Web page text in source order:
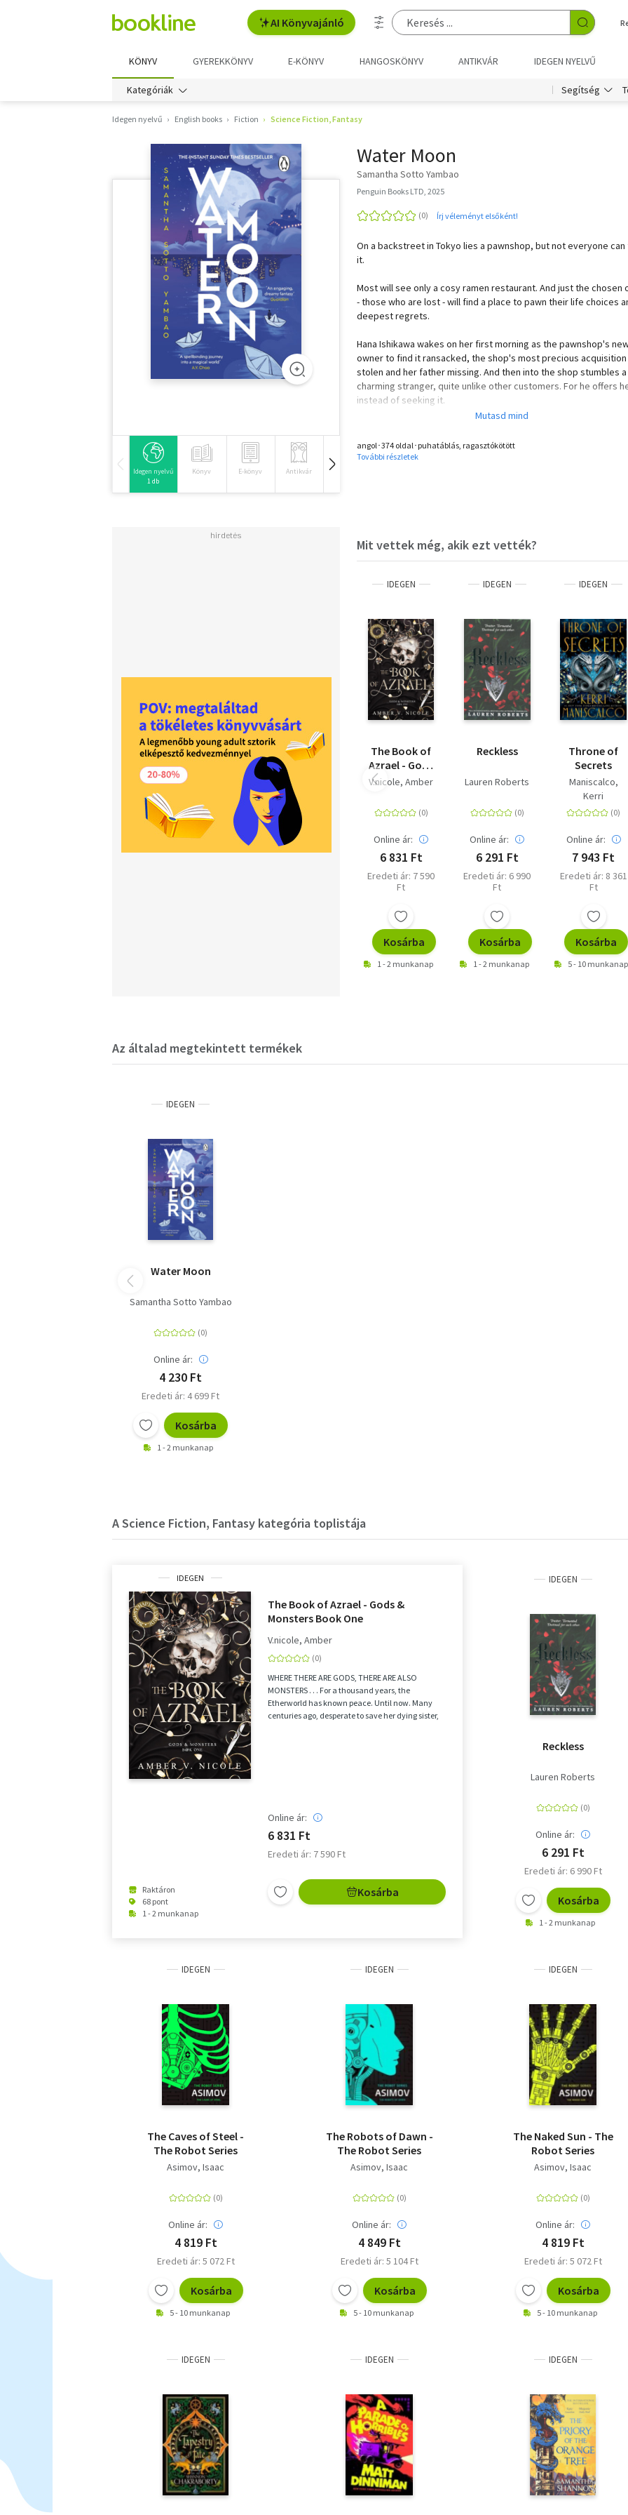
AI Könyvajánló
KÖNYV GYEREKKÖNYV E-KÖNYV HANGOSKÖNYV ANTIKVÁR IDEGEN NYELVŰ
Kategóriák Segítség
Idegen nyelvű English books Fiction Science Fiction, Fantasy
Idegen nyelvű
1 db
Könyv E-könyv Antikvár Hangoskönyv
Water Moon
Samantha Sotto Yambao
Penguin Books LTD, 2025
Írj véleményt elsőként!
On a backstreet in Tokyo lies a pawnshop, but not everyone can
it.
Most will see only a cosy ramen restaurant. And just the chosen
- those who are lost - will find a place to pawn their life choices
deepest regrets.
Hana Ishikawa wakes on her first morning as the pawnshop's
owner to find it ransacked, the shop's most precious acquisition
stolen and her father missing. And then into the shop stumbles a
charming stranger, quite unlike other customers. For he offers
instead of seeking it.
and the stolen choice - through rain puddles, hitching rides on
cranes, across the bridge between midnight and morning and
Would you rewrite your destiny if it meant losing a part of your
angol･374 oldal･puhatáblás, ragasztókötött
További részletek
Mit vettek még, akik ezt vették?
IDEGEN
The Book of
Azrael - Gods
& Monsters
V.nicole, Amber
Online ár:
6 831 Ft
Eredeti ár: 7 590
Ft
Kosárba
1 - 2 munkanap
IDEGEN
Reckless
Lauren Roberts
Online ár:
6 291 Ft
Eredeti ár: 6 990
Ft
Kosárba
1 - 2 munkanap
IDEGEN
Throne of
Secrets
Maniscalco,
Kerri
Online ár:
7 943 Ft
Eredeti ár: 8 361
Ft
Kosárba
5 - 10 munkanap
Az általad megtekintett termékek
IDEGEN
Water Moon
Samantha Sotto Yambao
Online ár:
4 230 Ft
Eredeti ár: 4 699 Ft
Kosárba
1 - 2 munkanap
A Science Fiction, Fantasy kategória toplistája
IDEGEN
Raktáron
68 pont
1 - 2 munkanap
The Book of Azrael - Gods &
Monsters Book One
V.nicole, Amber
WHERE THERE ARE GODS, THERE ARE ALSO
MONSTERS . . . For a thousand years, the
Etherworld has known peace. Until now. Many
centuries ago, desperate to save her dying sister,
Online ár:
6 831 Ft
Eredeti ár: 7 590 Ft
Kosárba
IDEGEN
Reckless
Lauren Roberts
Online ár:
6 291 Ft
Eredeti ár: 6 990 Ft
Kosárba
1 - 2 munkanap
IDEGEN
The Caves of Steel -
The Robot Series
Asimov, Isaac
Online ár:
4 819 Ft
Eredeti ár: 5 072 Ft
Kosárba
5 - 10 munkanap
IDEGEN
The Robots of Dawn -
The Robot Series
Asimov, Isaac
Online ár:
4 849 Ft
Eredeti ár: 5 104 Ft
Kosárba
5 - 10 munkanap
IDEGEN
The Naked Sun - The
Robot Series
Asimov, Isaac
Online ár:
4 819 Ft
Eredeti ár: 5 072 Ft
Kosárba
5 - 10 munkanap
IDEGEN IDEGEN IDEGEN